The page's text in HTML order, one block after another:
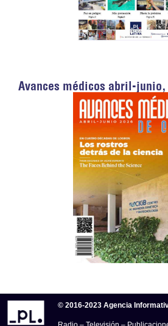
Avances médicos abril-junio,
© 2016-2023 Agencia